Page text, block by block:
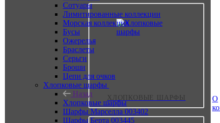
ХЛОПКОВЫЕ ШАРФЫ
О
Сотуары
Лимитированные коллекции
Морская коллекция
Бусы
Ожерелья
Браслеты
Серьги
Броши
Цепи для очков
Хлопковые шарфы
Назад
Хлопковые шарфы
Шарфы Марселла 003402
Шарфы Берта 003445